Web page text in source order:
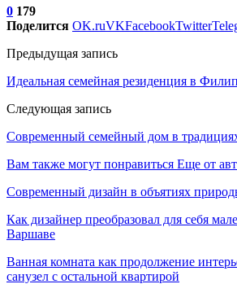
0 179
Поделится OK.ruVKFacebookTwitter
Предыдущая запись
Идеальная семейная резиденция в
Следующая запись
Современный семейный дом в
Вам также могут понравиться Еще от
Современный дизайн в объятиях
Как дизайнер преобразовал для себя
Варшаве
Ванная комната как продолжение
санузел с остальной квартирой